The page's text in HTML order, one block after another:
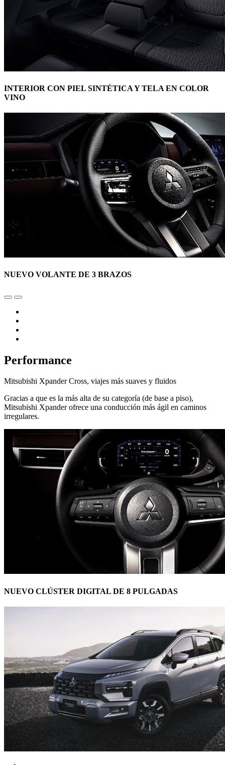
INTERIOR CON PIEL SINTÉTICA Y TELA EN COLOR
VINO
NUEVO VOLANTE DE 3 BRAZOS
Performance
Mitsubishi Xpander Cross, viajes más suaves y fluidos
Gracias a que es la más alta de su categoría (de base a piso),
Mitsubishi Xpander ofrece una conducción más ágil en caminos
irregulares.
NUEVO CLÚSTER DIGITAL DE 8 PULGADAS